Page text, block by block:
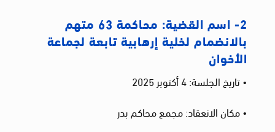
2- اسم القضية: محاكمة 63 متهم
بالانضمام لخلية إرهابية تابعة لجماعة
الأخوان
• تاريخ الجلسة: 4 أكتوبر 2025
• مكان الانعقاد: مجمع محاكم بدر